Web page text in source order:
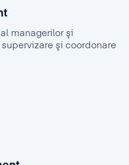
managerilor şi
şi coordonare